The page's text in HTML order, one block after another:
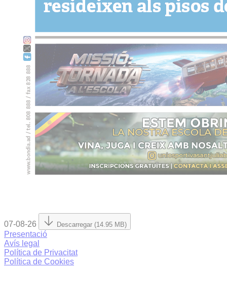
07-08-26 Descarregar (14.95 MB)
Presentació
Avís legal
Política de Privacitat
Política de Cookies